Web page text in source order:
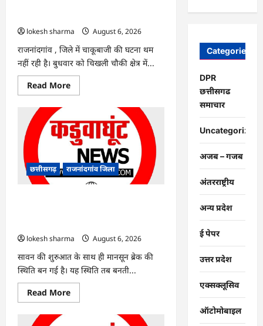
lokesh sharma
August 6, 2026
राजनांदगांव , जिले में चाकूबाजी की घटना थम
नहीं रही है। बुधवार को चिखली चौकी क्षेत्र में...
Read MoreRead
more
युवक
पर
चाकू
जानलेवा
हमला,
चार
आरोपी
छत्तीसगढ़ राजनांदगांव जिला
lokesh sharma
August 6, 2026
सावन की शुरुआत के साथ ही मानसून ब्रेक की
स्थिति बन गई है। यह स्थिति तब बनती...
Read MoreRead
more
Categories
DPR
छत्तीसगढ
समाचार
Uncategorized
अजब – गजब
अंतरराष्ट्रीय
अन्य प्रदेश
ई पेपर
उत्तर प्रदेश
एक्सक्लूसिव
ऑटोमोबाइल